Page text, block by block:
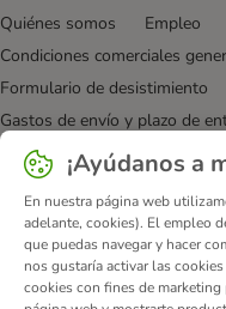
Quiénes somos Empleo
Condiciones comerciales
Formulario de desistimiento
Gastos de envío y plazo de
Programa de afiliación
Declaración de accesibilidad
© zooplus SE 2026
¡Ayúdanos a
En nuestra página web
adelante, cookies). El empleo
que puedas navegar y hacer
nos gustaría activar las
cookies con fines de